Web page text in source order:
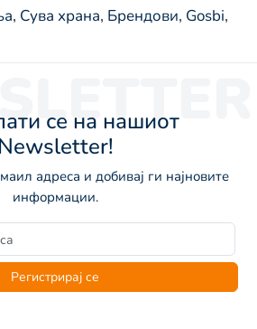
, Сува храна, Брендови, Gosbi,
се на нашиот
Newsletter!
адреса и добивај ги најновите
информации.
Регистрирај се